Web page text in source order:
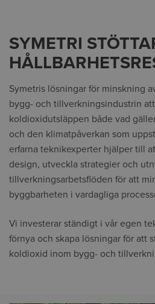
SYMETRI
Symetris lösningar för minskning
bygg- och tillverkningsindustrin
koldioxidutsläppen både vad
och den klimatpåverkan som
erfarna teknikexperter hjälper till
design, utveckla strategier och
tillverkningsarbetsflöden för att
byggbarheten i vardagliga
Vi investerar ständigt i vår egen
förnya och skapa lösningar för att
koldioxid inom bygg- och